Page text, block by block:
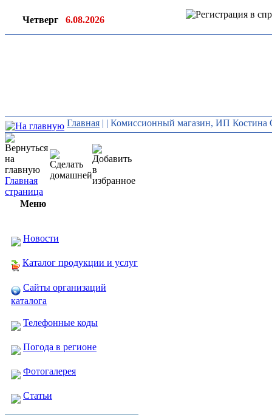
Четверг 6.08.2026
Главная | | Комиссионный магазин, ИП
Главная
страница
Меню
Новости
Каталог продукции и услуг
Сайты организаций
каталога
Телефонные коды
Погода в регионе
Фотогалерея
Статьи